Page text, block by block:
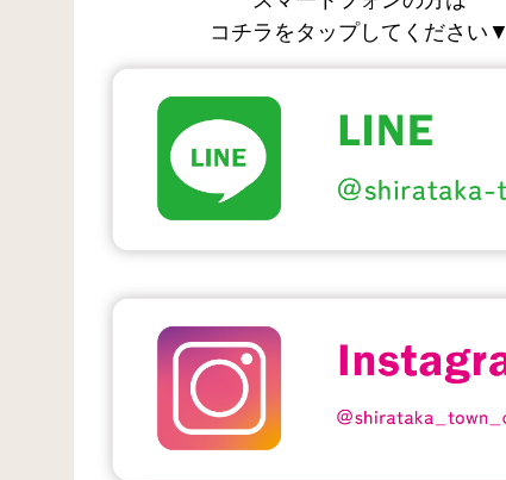
コチラをタップしてください▼